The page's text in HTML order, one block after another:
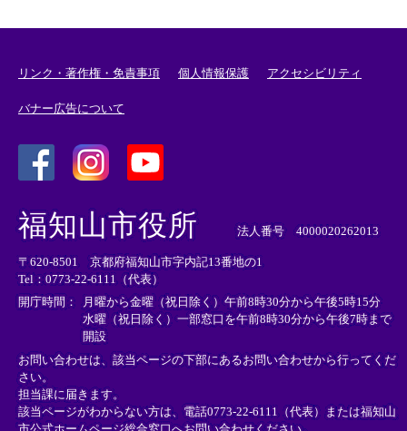
リンク・著作権・免責事項 個人情報保護 アクセシビリティ
バナー広告について
外
部
リ
ン
ク
＞
外
リ
ン
ク
＞
外
部
ン
ク
＞
福知山市役所 法人番号 4000020262013
〒620-8501 京都府福知山市字内記13番地の1
Tel：0773-22-6111（代表）
開庁時間：
月曜から金曜（祝日除く）午前8時30分から午後5時15分
水曜（祝日除く）一部窓口を午前8時30分から午後7時まで
開設
お問い合わせは、該当ページの下部にあるお問い合わせから行ってくだ
さい。
担当課に届きます。
該当ページがわからない方は、電話0773-22-6111（代表）または福知山
市公式ホームページ総合窓口へお問い合わせください。